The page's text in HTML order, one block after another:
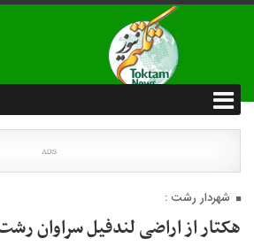
شهردار رشت :
هکتار از اراضی لندفیل سراوان